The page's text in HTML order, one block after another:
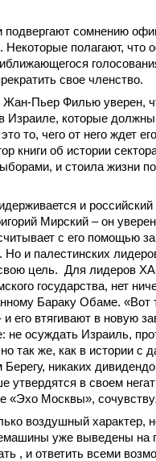
подвергают сомнению
полагают, что
свое членство.
Пьер Филью уверен,
Израиле, которые
это то, чего от него ждет
книги об истории
и стоила жизни
и
Мирский – он
с его помощью
и палестинских
цель. Для лидеров
государства, нет
Бараку Обаме. «Вот
его втягивают в новую
не осуждать Израиль,
так же, как в истории с
никаких
утвердятся в своем
«Эхо Москвы»,
воздушный характер,
уже выведены на
, и ответить всеми